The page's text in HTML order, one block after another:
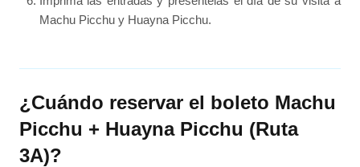
Machu Picchu y Huayna Picchu.
¿Cuándo reservar el boleto Machu
Picchu + Huayna Picchu (Ruta
3A)?